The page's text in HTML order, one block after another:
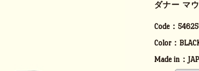
ダナー マ
Code：
Color：
Made in：